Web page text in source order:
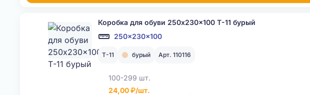
Коробка для обуви 250x230x100 Т-11 бурый
250x230x100
Т-11 бурый Арт. 110116
100-299 шт.
24,00 ₽/шт.